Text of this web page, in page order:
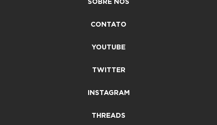
SOBRE NÓS
CONTATO
YOUTUBE
TWITTER
INSTAGRAM
THREADS